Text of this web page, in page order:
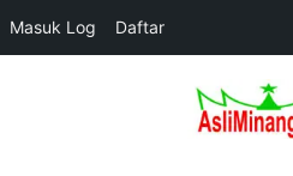
Masuk Log Daftar